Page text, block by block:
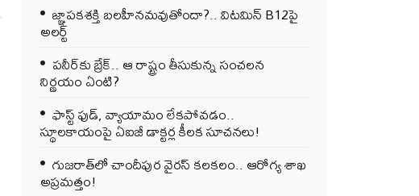
జ్ఞాపకశక్తి బలహీనమవుతోందా?.. విటమిన్ B12పై
అలర్ట్
పనీర్‌కు బ్రేక్.. ఆ రాష్ట్రం తీసుకున్న సంచలన
నిర్ణయం ఏంటి?
ఫాస్ట్ ఫుడ్, వ్యాయామం లేకపోవడం..
స్థూలకాయంపై ఏఐజీ డాక్టర్ల కీలక సూచనలు!
గుజరాత్‌లో చాందీపుర వైరస్ కలకలం.. ఆరోగ్య శాఖ
అప్రమత్తం!